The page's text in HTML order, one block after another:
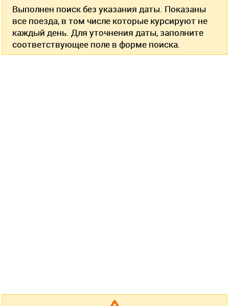
Выполнен поиск без указания даты. Показаны
все поезда, в том числе которые курсируют не
каждый день. Для уточнения даты, заполните
соответствующее поле в форме поиска.